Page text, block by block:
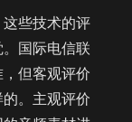
些技术的评
国际电信联
但客观评价
。主观评价